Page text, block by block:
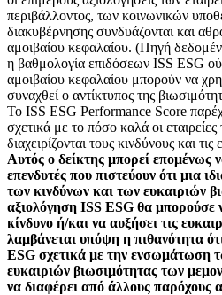
περιβάλλοντος, των κοινωνικών
διακυβέρνησης συνδυάζονται και
αμοιβαίου κεφαλαίου. (Πηγή
η βαθμολογία επιδόσεων ISS ESG
αμοιβαίου κεφαλαίου μπορούν να
συναχθεί ο αντίκτυπος της
Το ISS ESG Performance Score
σχετικά με το πόσο καλά οι
διαχειρίζονται τους κινδύνους και
Αυτός ο δείκτης μπορεί επομένως
επενδυτές που πιστεύουν ότι μια
των κινδύνων και των ευκαιριών
αξιολόγηση ISS ESG θα μπορούσε
κίνδυνο ή/και να αυξήσει τις
λαμβάνεται υπόψη η πιθανότητα
ESG σχετικά με την ενσωμάτωση
ευκαιριών βιωσιμότητας των
να διαφέρει από άλλους παρόχους